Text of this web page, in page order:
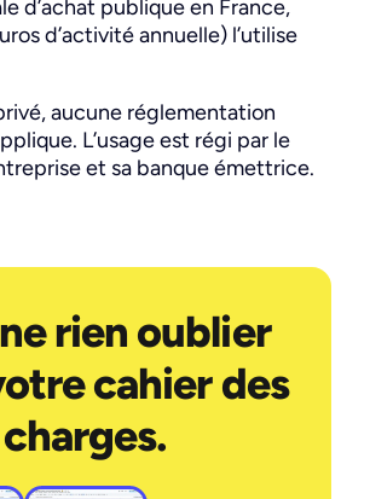
d’achat publique en France,
d’activité annuelle) l’utilise
aucune réglementation
L’usage est régi par le
et sa banque émettrice.
rien oublier
cahier des
charges.